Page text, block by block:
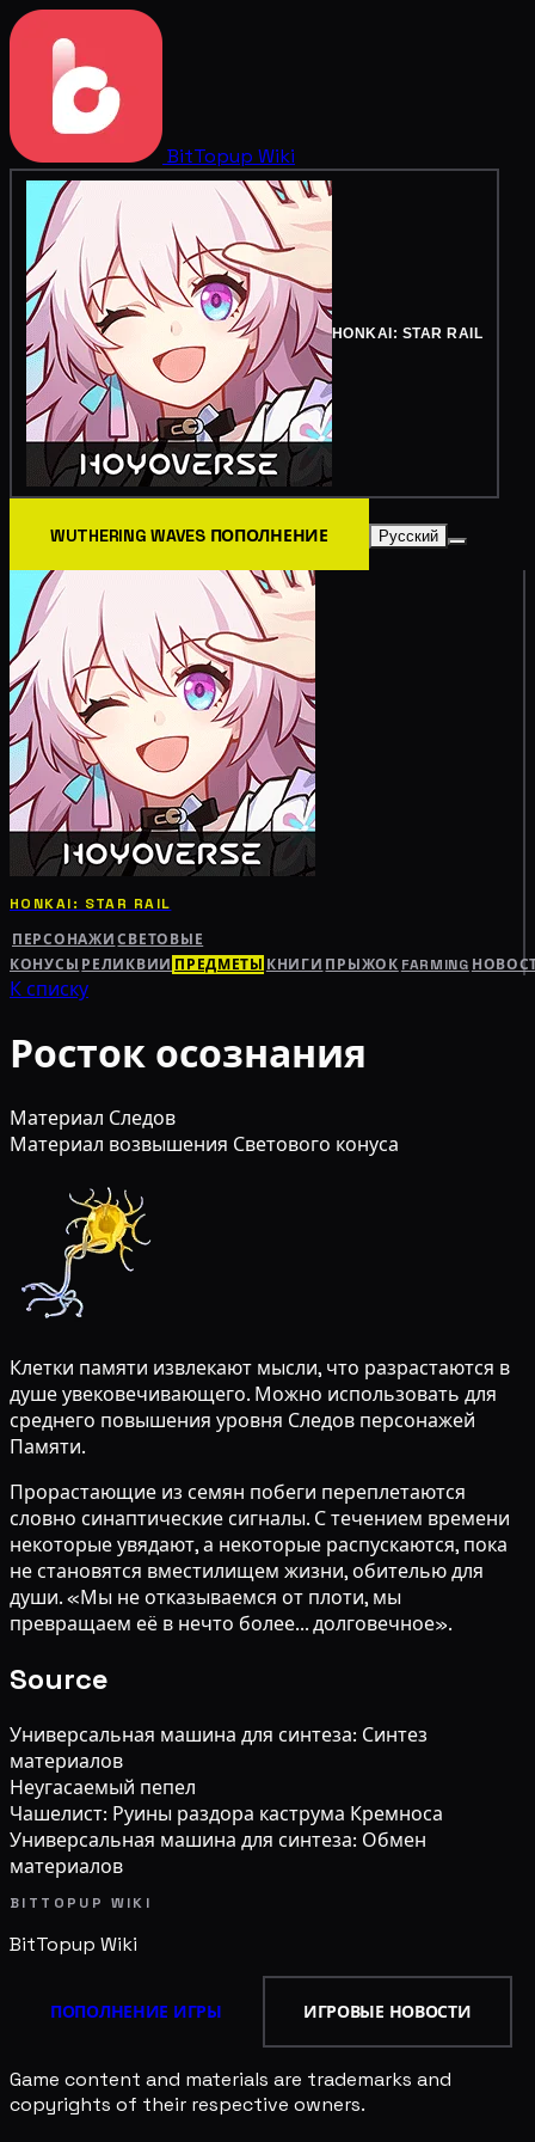
BitTopup Wiki
HONKAI: STAR RAIL
WUTHERING WAVES ПОПОЛНЕНИЕ Русский
HONKAI: STAR RAIL
ПЕРСОНАЖИ СВЕТОВЫЕ
КОНУСЫ РЕЛИКВИИ ПРЕДМЕТЫ КНИГИ ПРЫЖОК FARMING
К списку
Росток осознания
Материал Следов
Материал возвышения Светового конуса
Клетки памяти извлекают мысли, что разрастаются в
душе увековечивающего. Можно использовать для
среднего повышения уровня Следов персонажей
Памяти.
Прорастающие из семян побеги переплетаются
словно синаптические сигналы. С течением времени
некоторые увядают, а некоторые распускаются, пока
не становятся вместилищем жизни, обителью для
души. «Мы не отказываемся от плоти, мы
превращаем её в нечто более... долговечное».
Source
Универсальная машина для синтеза: Синтез
материалов
Неугасаемый пепел
Чашелист: Руины раздора каструма Кремноса
Универсальная машина для синтеза: Обмен
материалов
BITTOPUP WIKI
BitTopup Wiki
ПОПОЛНЕНИЕ ИГРЫ ИГРОВЫЕ НОВОСТИ
Game content and materials are trademarks and
copyrights of their respective owners.